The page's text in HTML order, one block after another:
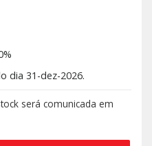
dia 31-dez-2026.
será comunicada em